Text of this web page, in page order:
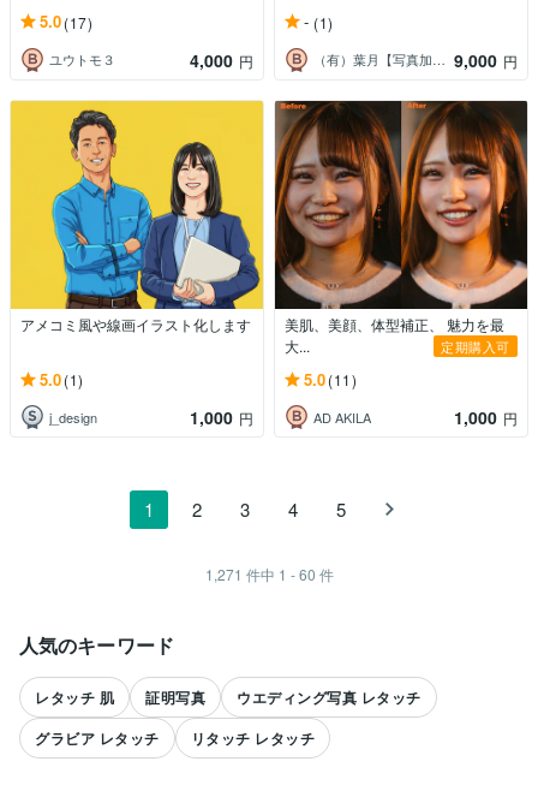
5.0(17)
ユウトモ３ 4,000 円
- (1)
（有）葉月【写真加工と動画編集】 9,000 円
アメコミ風や線画イラスト化します
5.0(1)
j_design 1,000 円
美肌、美顔、体型補正、 魅力を最
大...
定期購入可
5.0(11)
AD AKILA 1,000 円
1 2 3 4 5
1,271 件中 1 - 60 件
人気のキーワード
レタッチ 肌 証明写真
ウエディング写真 レタッチ
グラビア レタッチ
リタッチ レタッチ